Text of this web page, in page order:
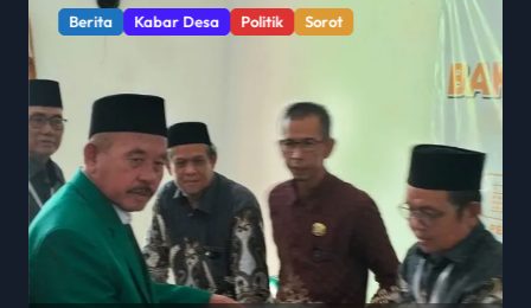
Berita Kabar Desa Politik Sorot